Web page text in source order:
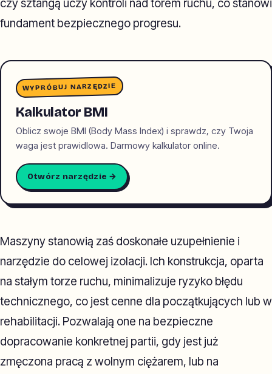
czy sztangą uczy kontroli nad torem ruchu, co stanowi
fundament bezpiecznego progresu.
WYPRÓBUJ NARZĘDZIE
Kalkulator BMI
Oblicz swoje BMI (Body Mass Index) i sprawdz, czy Twoja
waga jest prawidlowa. Darmowy kalkulator online.
Otwórz narzędzie →
Maszyny stanowią zaś doskonałe uzupełnienie i
narzędzie do celowej izolacji. Ich konstrukcja, oparta
na stałym torze ruchu, minimalizuje ryzyko błędu
technicznego, co jest cenne dla początkujących lub w
rehabilitacji. Pozwalają one na bezpieczne
dopracowanie konkretnej partii, gdy jest już
zmęczona pracą z wolnym ciężarem, lub na